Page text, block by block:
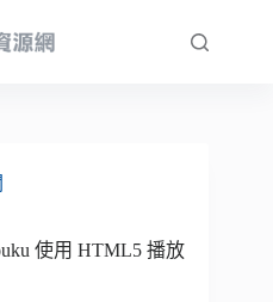
使用 HTML5 播放